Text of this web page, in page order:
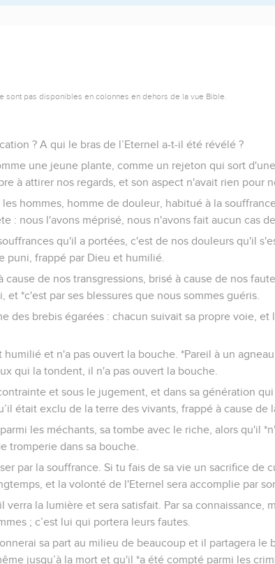
sont pas disponibles en colonnes en dehors de la vue Bible.
? A qui le bras de l’Eternel a-t-il été révélé ?
une jeune plante, comme un rejeton qui sort
à attirer nos regards, et son aspect n'avait rien pour
les hommes, homme de douleur, habitué à la
: nous l'avons méprisé, nous n'avons fait aucun cas de
qu'il a portées, c'est de nos douleurs qu'il
puni, frappé par Dieu et humilié.
cause de nos transgressions, brisé à cause de nos
et *c'est par ses blessures que nous sommes guéris.
des brebis égarées : chacun suivait sa propre voie,
humilié et n'a pas ouvert la bouche. *Pareil à un
qui la tondent, il n'a pas ouvert la bouche.
et sous le jugement, et dans sa génération
était exclu de la terre des vivants, frappé à cause
les méchants, sa tombe avec le riche, alors qu'il
tromperie dans sa bouche.
par la souffrance. Si tu fais de sa vie un sacrifice de
et la volonté de l'Eternel sera accomplie par
verra la lumière et sera satisfait. Par sa connaissance,
; c’est lui qui portera leurs fautes.
sa part au milieu de beaucoup et il partagera le
jusqu’à la mort et qu'il *a été compté parmi les